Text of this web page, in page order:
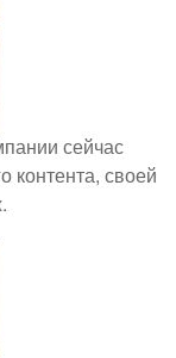
сейчас
контента, своей